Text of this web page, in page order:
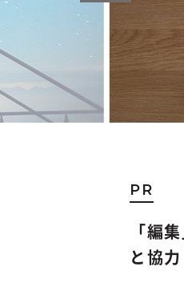
PR
「編
と協